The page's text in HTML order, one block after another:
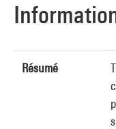
Résumé